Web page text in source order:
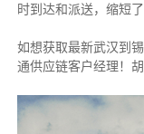
时到达和派送，缩短
如想获取最新武汉到
通供应链客户经理！